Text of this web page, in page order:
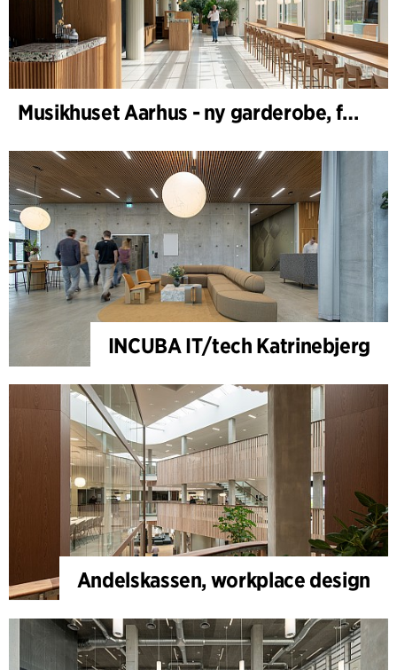
Musikhuset Aarhus - ny garderobe, foyer- og cafébar
INCUBA IT/tech Katrinebjerg
Andelskassen, workplace design